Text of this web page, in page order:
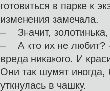
готовиться в парке к
изменения замечала.
– Значит, золотинька,
– А кто их не любит? -
вреда никакого. И
Они так шумят иногда,
уткнулась в чашку.